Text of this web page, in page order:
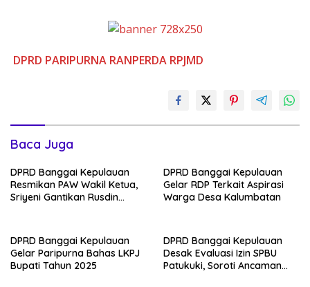
DPRD PARIPURNA RANPERDA RPJMD
Baca Juga
DPRD Banggai Kepulauan
Resmikan PAW Wakil Ketua,
Sriyeni Gantikan Rusdin
DPRD Banggai Kepulauan
Gelar RDP Terkait Aspirasi
Warga Desa Kalumbatan
DPRD Banggai Kepulauan
Gelar Paripurna Bahas LKPJ
Bupati Tahun 2025
DPRD Banggai Kepulauan
Desak Evaluasi Izin SPBU
Patukuki, Soroti Ancaman